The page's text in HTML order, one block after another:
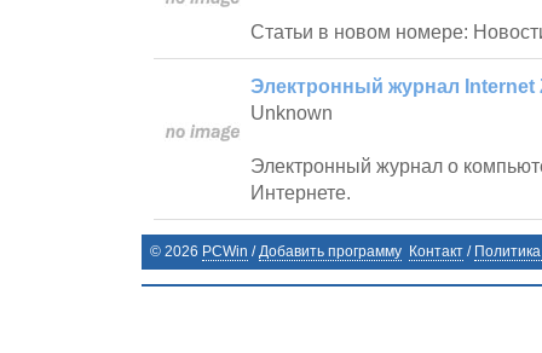
Статьи в новом номере:
Электронный журнал Internet
Unknown
Электронный журнал о
Интернете.
© 2026 PCWin /Добавить программу Контакт /